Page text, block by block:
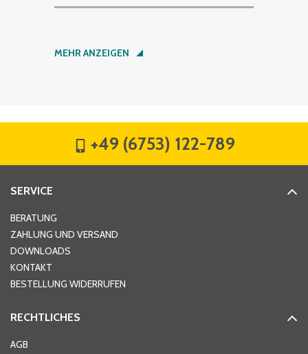
Nachname*
Hausnummer
Ort*
MEHR ANZEIGEN
+49 (6753) 122-789
SERVICE
BERATUNG
ZAHLUNG UND VERSAND
DOWNLOADS
KONTAKT
BESTELLUNG WIDERRUFEN
RECHTLICHES
AGB